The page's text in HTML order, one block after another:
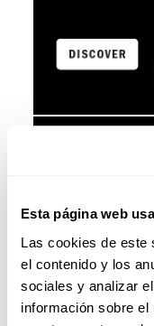
Esta página web
Las cookies de este
el contenido y los
sociales y analizar
información sobre el